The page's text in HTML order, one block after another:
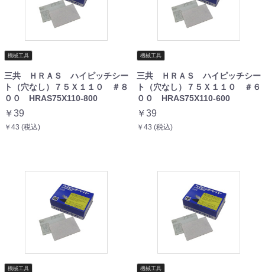
機械工具
三共 ＨＲＡＳ ハイピッチシー
ト（穴なし）７５Ｘ１１０ ＃８
００ HRAS75X110-800
￥39
￥43 (税込)
機械工具
三共 ＨＲＡＳ ハイピッチシー
ト（穴なし）７５Ｘ１１０ ＃６
００ HRAS75X110-600
￥39
￥43 (税込)
機械工具 機械工具